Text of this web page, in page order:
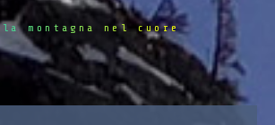
la montagna nel cuore